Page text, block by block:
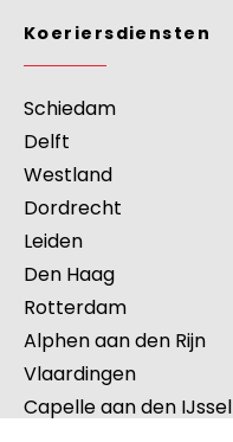
Koeriersdiensten
Schiedam
Delft
Westland
Dordrecht
Leiden
Den Haag
Rotterdam
Alphen aan den Rijn
Vlaardingen
Capelle aan den IJssel